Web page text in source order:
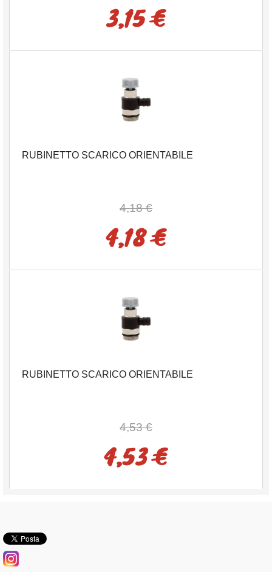
3,15 €
RUBINETTO SCARICO ORIENTABILE
4,18 €
4,18 €
RUBINETTO SCARICO ORIENTABILE
4,53 €
4,53 €